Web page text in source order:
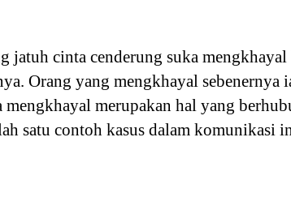
jatuh cinta cenderung suka
Orang yang mengkhayal sebenernya
mengkhayal merupakan hal yang
satu contoh kasus dalam komunikasi